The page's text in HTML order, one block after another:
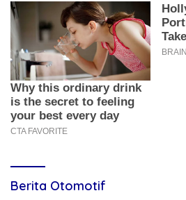
Berita Otomotif